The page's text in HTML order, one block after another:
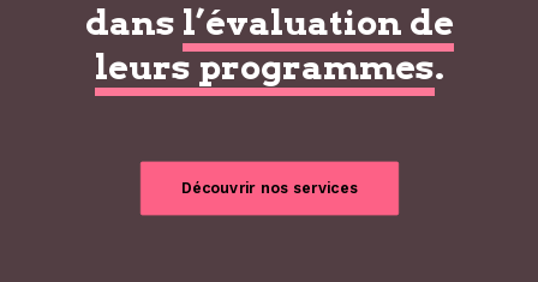
dans l’évaluation de
leurs programmes.
Découvrir nos services